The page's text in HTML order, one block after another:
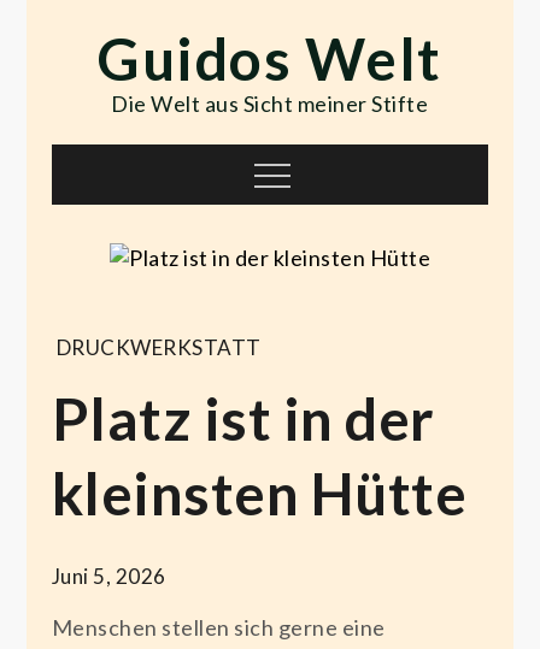
contentGuidos Welt
Die Welt aus Sicht meiner Stifte
Menu
DRUCKWERKSTATT
Platz ist in der
kleinsten Hütte
Juni 5, 2026
Menschen stellen sich gerne eine